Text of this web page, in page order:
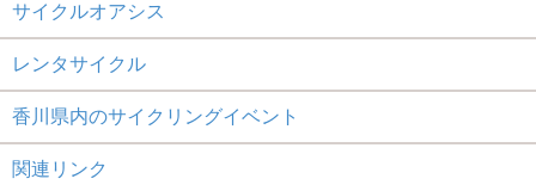
サイクルオアシス
レンタサイクル
香川県内のサイクリングイベント
関連リンク